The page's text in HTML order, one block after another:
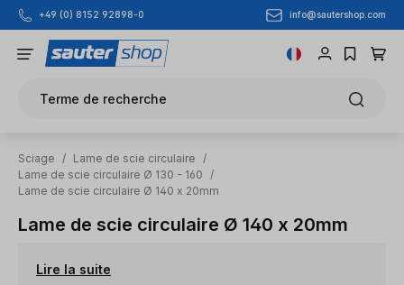
Passer au contenu principal
+49 (0) 8152 92898-0 info@sautershop.com
Terme de recherche
Sciage / Lame de scie circulaire
/
Lame de scie circulaire Ø 130 - 160
/
Lame de scie circulaire Ø 140 x 20mm
Lame de scie circulaire Ø 140 x 20mm
Lire la suite